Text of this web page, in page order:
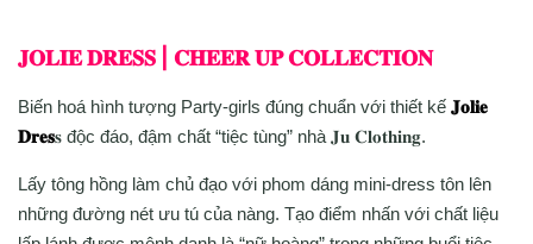
𝐉𝐎𝐋𝐈𝐄 𝐃𝐑𝐄𝐒𝐒 | 𝐂𝐇𝐄𝐄𝐑 𝐔𝐏 𝐂𝐎𝐋𝐋𝐄𝐂𝐓𝐈𝐎𝐍
Biến hoá hình tượng Party-girls đúng chuẩn với thiết kế 𝐉𝐨𝐥𝐢𝐞
𝐃𝐫𝐞𝐬𝐬 độc đáo, đậm chất “tiệc tùng” nhà 𝐉𝐮 𝐂𝐥𝐨𝐭𝐡𝐢𝐧𝐠.
Lấy tông hồng làm chủ đạo với phom dáng mini-dress tôn lên
những đường nét ưu tú của nàng. Tạo điểm nhấn với chất liệu